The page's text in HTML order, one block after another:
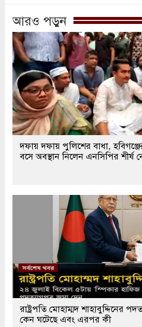
আরও পড়ুন
দফায় দফায় পুলিশের বাধা,
বসে অবস্থান নিলেন এনসিপির শীর্ষ
রাষ্ট্রপতি মোহাম্মদ শাহাবুদ্দিনের
কেন ঘটেছে এবং এরপর কী